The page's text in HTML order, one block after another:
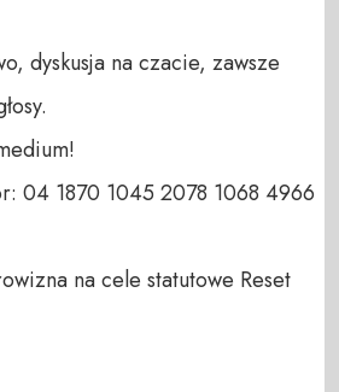
04 1870 1045 2078 1068 4966
na cele statutowe Reset